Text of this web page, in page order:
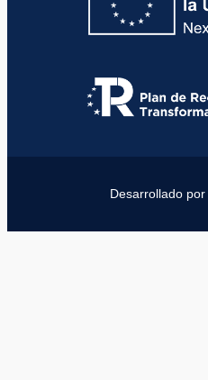
Desarrollado por